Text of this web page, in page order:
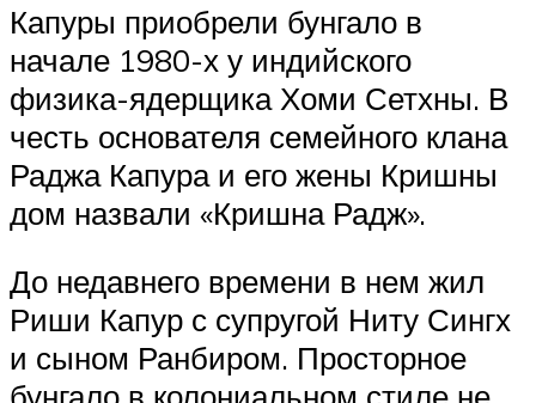
Капуры приобрели бунгало в
начале 1980-х у индийского
физика-ядерщика Хоми Сетхны. В
честь основателя семейного клана
Раджа Капура и его жены Кришны
дом назвали «Кришна Радж».
До недавнего времени в нем жил
Риши Капур с супругой Ниту Сингх
и сыном Ранбиром. Просторное